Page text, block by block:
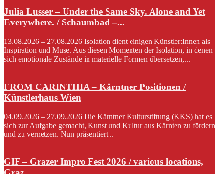
Julia Lusser – Under the Same Sky. Alone and Yet
Everywhere. / Schaumbad –...
13.08.2026 – 27.08.2026 Isolation dient einigen Künstler:Innen als
Inspiration und Muse. Aus diesen Momenten der Isolation, in denen
sich emotionale Zustände in materielle Formen übersetzen,...
FROM CARINTHIA – Kärntner Positionen /
Künstlerhaus Wien
04.09.2026 – 27.09.2026 Die Kärntner Kulturstiftung (KKS) hat es
sich zur Aufgabe gemacht, Kunst und Kultur aus Kärnten zu fördern
und zu vernetzen. Nun präsentiert...
GIF – Grazer Impro Fest 2026 / various locations,